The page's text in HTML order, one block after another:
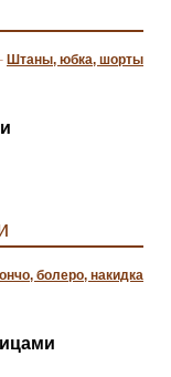
Штаны, юбка, шорты
болеро, накидка